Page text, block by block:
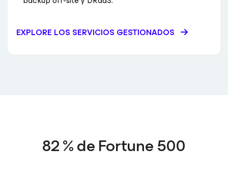
EXPLORE LOS SERVICIOS GESTIONADOS
82 % de Fortune 500